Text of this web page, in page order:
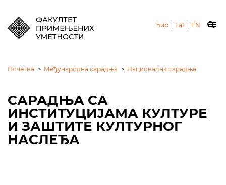
Ћир Lat EN
Почетна > Међународна сарадња > Национална сарадња
САРАДЊА СА
ИНСТИТУЦИЈАМА КУЛТУРЕ
И ЗАШТИТЕ КУЛТУРНОГ
НАСЛЕЂА